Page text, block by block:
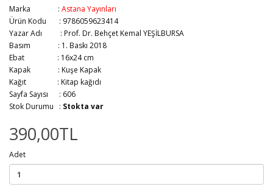
Marka : Astana Yayınları
Ürün Kodu : 9786059623414
Yazar Adı : Prof. Dr. Behçet Kemal YEŞİLBURSA
Basım : 1. Baskı 2018
Ebat : 16x24 cm
Kapak : Kuşe Kapak
Kağıt : Kitap kağıdı
Sayfa Sayısı : 606
Stok Durumu : Stokta var
390,00TL
Adet